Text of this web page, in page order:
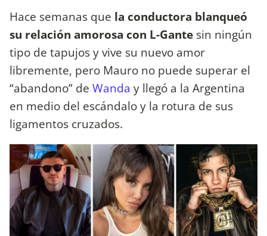
Hace semanas que la conductora blanqueó
su relación amorosa con L-Gante sin ningún
tipo de tapujos y vive su nuevo amor
libremente, pero Mauro no puede superar el
“abandono” de Wanda y llegó a la Argentina
en medio del escándalo y la rotura de sus
ligamentos cruzados.